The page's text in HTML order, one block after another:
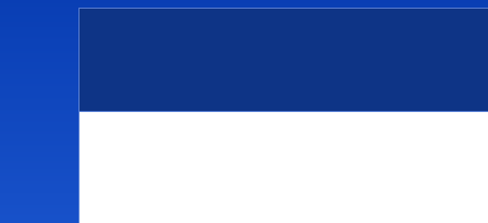
レース情報 データファイル